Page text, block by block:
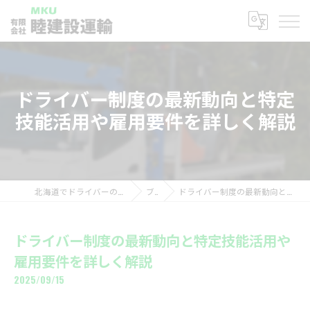
ドライバー制度の最新動向と特定
技能活用や雇用要件を詳しく解説
ブログ ドライバー制度の最新動向と特定技能活用や雇用要件を詳しく解説
ドライバー制度の最新動向と特定技能活用や
雇用要件を詳しく解説
2025/09/15